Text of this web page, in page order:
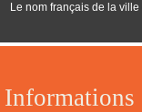
Informations
Le nom français de la